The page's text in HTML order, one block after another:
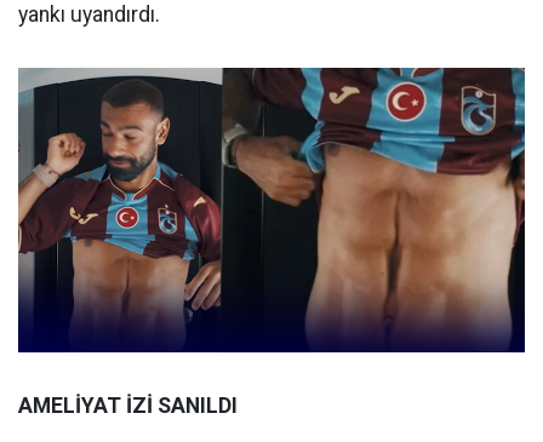
yankı uyandırdı.
AMELİYAT İZİ SANILDI